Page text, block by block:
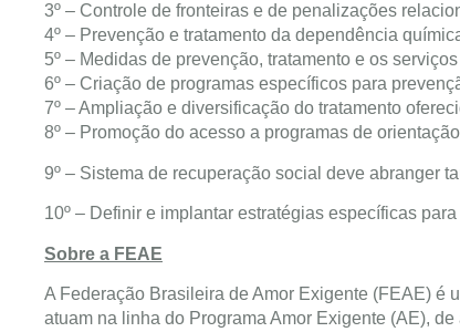
3º – Controle de fronteiras e de penalizações
4º – Prevenção e tratamento da dependência
5º – Medidas de prevenção, tratamento e os
6º – Criação de programas específicos para
7º – Ampliação e diversificação do tratamento
8º – Promoção do acesso a programas de
9º – Sistema de recuperação social deve abranger
10º – Definir e implantar estratégias específicas
Sobre a FEAE
A Federação Brasileira de Amor Exigente (FEAE) é
atuam na linha do Programa Amor Exigente (AE),